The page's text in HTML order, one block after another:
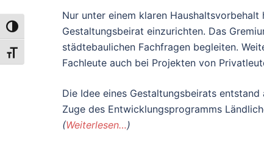
UMSCHALTEN AUF HOHE KONTRASTE
SCHRIFT VERGRÖSSERN
Nur unter einem klaren
Gestaltungsbeirat einzurichten. Das
städtebaulichen Fachfragen begleiten.
Fachleute auch bei Projekten von
Die Idee eines Gestaltungsbeirats
Zuge des Entwicklungsprogramms
(Weiterlesen…)